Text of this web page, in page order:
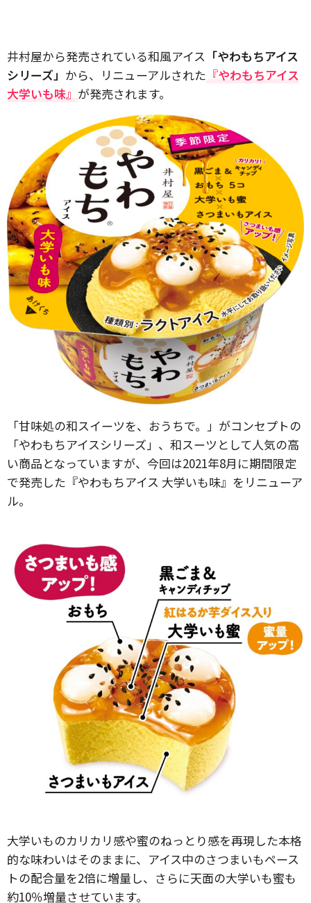
井村屋から発売されている和風アイス 「やわもちアイス
シリーズ」 から、リニューアルされた 『やわもちアイス
大学いも味』 が発売されます。
「甘味処の和スイーツを、おうちで。」がコンセプトの
「やわもちアイスシリーズ」、和スーツとして人気の高
い商品となっていますが、今回は2021年8月に期間限定
で発売した『やわもちアイス 大学いも味』をリニューア
ル。
大学いものカリカリ感や蜜のねっとり感を再現した本格
的な味わいはそのままに、アイス中のさつまいもペース
トの配合量を2倍に増量し、さらに天面の大学いも蜜も
約10％増量させています。